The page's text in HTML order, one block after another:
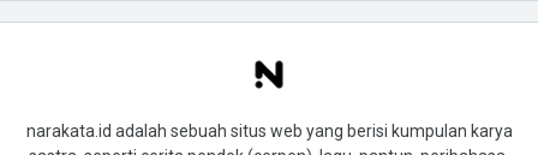
narakata.id adalah sebuah situs web yang berisi kumpulan karya